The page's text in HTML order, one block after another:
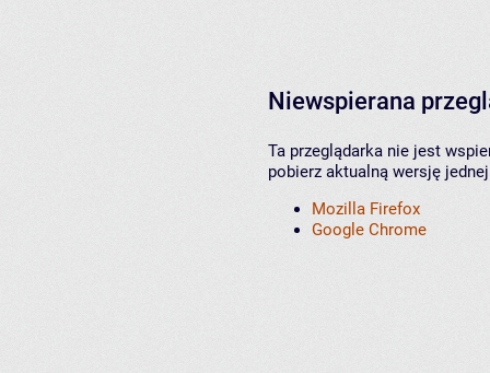
Niewspierana
Ta przeglądarka nie jest
pobierz aktualną wersję
Mozilla Firefox
Google Chrome